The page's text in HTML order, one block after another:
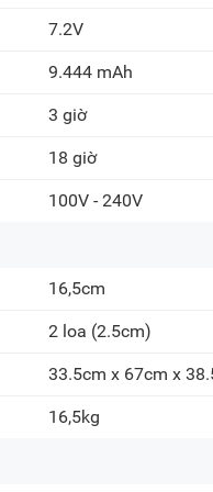
7.2V
9.444 mAh
3 giờ
18 giờ
100V - 240V
16,5cm
2 loa (2.5cm)
33.5cm x 67cm x
16,5kg